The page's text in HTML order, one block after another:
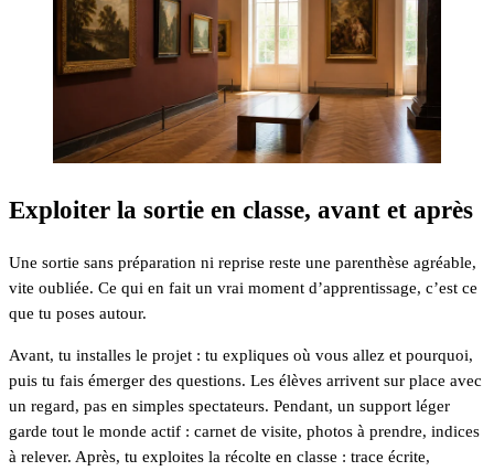
Exploiter la sortie en classe, avant et après
Une sortie sans préparation ni reprise reste une parenthèse agréable,
vite oubliée. Ce qui en fait un vrai moment d’apprentissage, c’est ce
que tu poses autour.
Avant, tu installes le projet : tu expliques où vous allez et pourquoi,
puis tu fais émerger des questions. Les élèves arrivent sur place avec
un regard, pas en simples spectateurs. Pendant, un support léger
garde tout le monde actif : carnet de visite, photos à prendre, indices
à relever. Après, tu exploites la récolte en classe : trace écrite,